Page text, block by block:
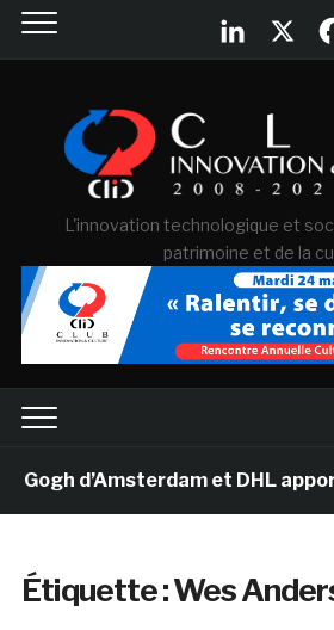
L'innovation technologique et
patrimoine et de la
d’Amsterdam et DHL
Étiquette :Wes